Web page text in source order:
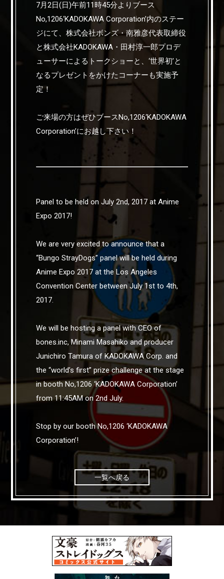
7月2日(日)午前11時45分よりブース
No,1206‘KADOKAWA Corporation’内のステー
ジにて、株式会社ボンズ・南雅彦代表取締役
と株式会社KADOKAWA・田村淳一郎プロデ
ューサーによるトークショーと、‘世界初’と
なるプレゼントをかけたコーナーも実施予
定！
ご来場の方はぜひブースNo,1206‘KADOKAWA
Corporation’にお越し下さい！
Panel to be held on July 2nd, 2017 at Anime
Expo 2017!
We are very excited to announce that a
“Bungo StrayDogs” panel will be held during
Anime Expo 2017 at the Los Angeles
Convention Center between July 1st to 4th,
2017.
We will be hosting a panel with CEO of
bones.inc, Minami Masahiko and producer
Junichiro Tamura of KADOKAWA Corp. and
the “world’s first” prize challenge at the stage
in booth No,1206 ‘KADOKAWA Corporation’
from 11:45AM on 2nd July.
Stop by our booth No,1206 ‘KADOKAWA
Corporation’!
一覧へ戻る